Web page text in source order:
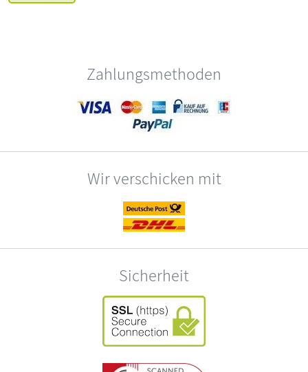
Zahlungsmethoden
Wir verschicken mit
Sicherheit